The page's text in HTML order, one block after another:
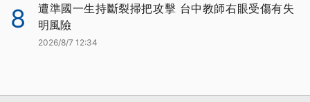
8
遭準國一生持斷裂掃把攻擊 台中教師右眼受傷有失
明風險
2026/8/7 12:34